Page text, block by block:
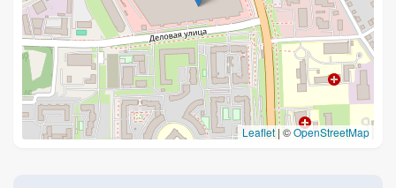
Leaflet | ©OpenStreetMap